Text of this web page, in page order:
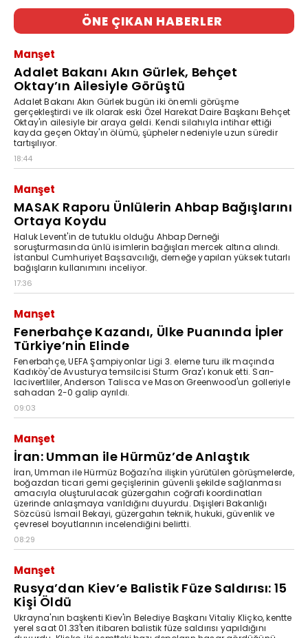
ÖNE ÇIKAN HABERLER
Manşet
Adalet Bakanı Akın Gürlek, Behçet
Oktay’ın Ailesiyle Görüştü
Adalet Bakanı Akın Gürlek bugün iki önemli görüşme
gerçekleştirdi ve ilk olarak eski Özel Harekat Daire Başkanı Behçet
Oktay'ın ailesiyle bir araya geldi. Kendi silahıyla intihar ettiği
kayda geçen Oktay'ın ölümü, şüpheler nedeniyle uzun süredir
tartışılıyor.
18:44
Manşet
MASAK Raporu Ünlülerin Ahbap Bağışlarını
Ortaya Koydu
Haluk Levent'in de tutuklu olduğu Ahbap Derneği
soruşturmasında ünlü isimlerin bağışları mercek altına alındı.
İstanbul Cumhuriyet Başsavcılığı, derneğe yapılan yüksek tutarlı
bağışların kullanımını inceliyor.
17:36
Manşet
Fenerbahçe Kazandı, Ülke Puanında İpler
Türkiye’nin Elinde
Fenerbahçe, UEFA Şampiyonlar Ligi 3. eleme turu ilk maçında
Kadıköy'de Avusturya temsilcisi Sturm Graz'ı konuk etti. Sarı-
lacivertliler, Anderson Talisca ve Mason Greenwood'un golleriyle
sahadan 2-0 galip ayrıldı.
09:03
Manşet
İran: Umman ile Hürmüz’de Anlaştık
İran, Umman ile Hürmüz Boğazı'na ilişkin yürütülen görüşmelerde,
boğazdan ticari gemi geçişlerinin güvenli şekilde sağlanması
amacıyla oluşturulacak güzergahın coğrafi koordinatları
üzerinde anlaşmaya varıldığını duyurdu. Dışişleri Bakanlığı
Sözcüsü İsmail Bekayi, güzergahın teknik, hukuki, güvenlik ve
çevresel boyutlarının incelendiğini belirtti.
08:29
Manşet
Rusya’dan Kiev’e Balistik Füze Saldırısı: 15
Kişi Öldü
Ukrayna'nın başkenti Kiev'in Belediye Başkanı Vitaliy Kliçko, kentte
yerel saat 01.33'ten itibaren balistik füze saldırısı yapıldığını